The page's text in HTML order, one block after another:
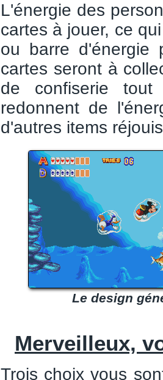
L'énergie des
cartes à jouer, ce
ou barre d'énergie
cartes seront à
de confiserie
redonnent de
d'autres items
Le design
Merveilleux,
Trois choix vous